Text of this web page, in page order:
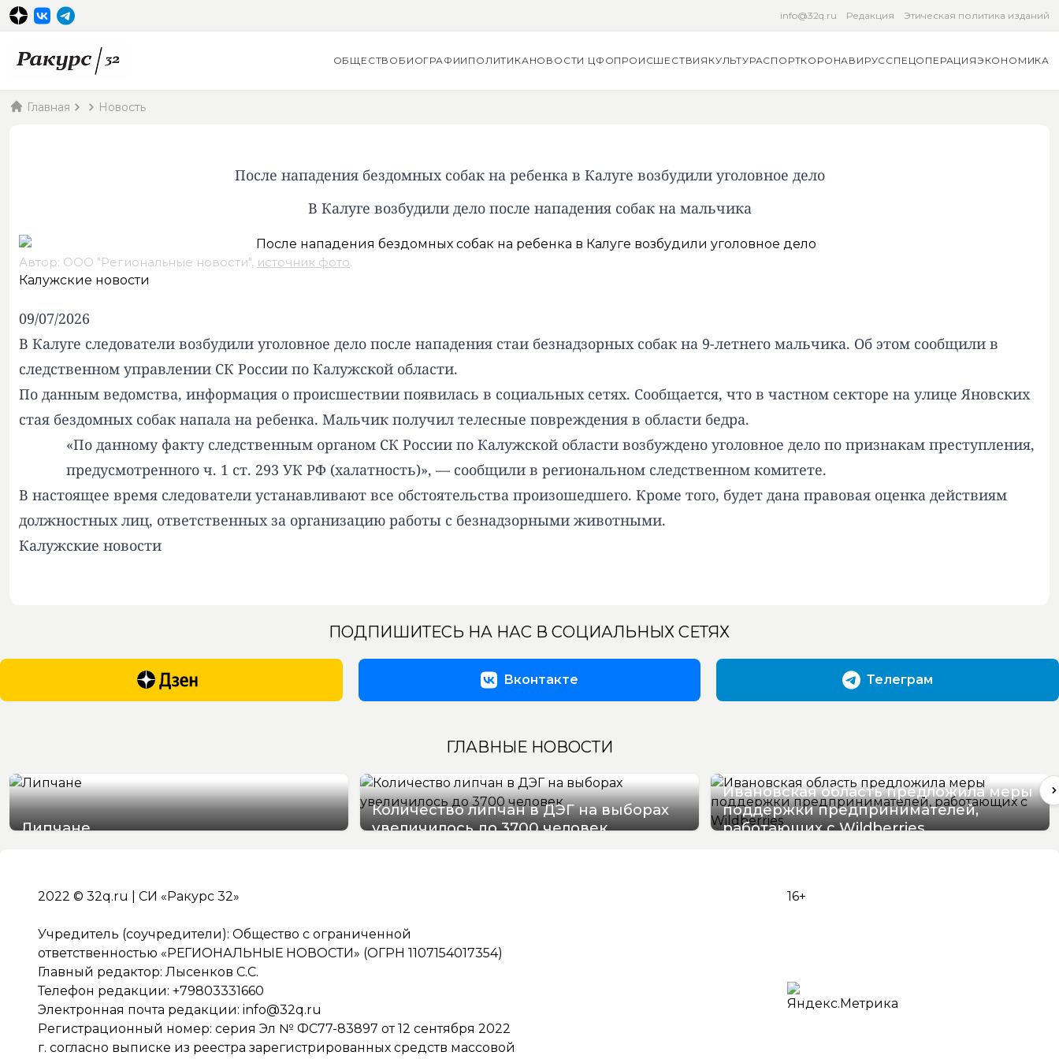
info@32q.ru Редакция Этическая политика изданий
ОБЩЕСТВО БИОГРАФИИ ПОЛИТИКАНОВОСТИ ЦФОПРОИСШЕСТВИЯ КУЛЬТУРАСПОРТКОРОНАВИРУССПЕЦОПЕРАЦИЯЭКОНОМИКА
Главная Новость
После нападения бездомных собак на ребенка в Калуге возбудили уголовное дело
В Калуге возбудили дело после нападения собак на мальчика
Автор: ООО "Региональные новости", источник фото.
Калужские новости
09/07/2026
В Калуге следователи возбудили уголовное дело после нападения стаи безнадзорных собак на 9-летнего мальчика. Об этом сообщили в
следственном управлении СК России по Калужской области.
По данным ведомства, информация о происшествии появилась в социальных сетях. Сообщается, что в частном секторе на улице Яновских
стая бездомных собак напала на ребенка. Мальчик получил телесные повреждения в области бедра.
«По данному факту следственным органом СК России по Калужской области возбуждено уголовное дело по признакам преступления,
предусмотренного ч. 1 ст. 293 УК РФ (халатность)», — сообщили в региональном следственном комитете.
В настоящее время следователи устанавливают все обстоятельства произошедшего. Кроме того, будет дана правовая оценка действиям
должностных лиц, ответственных за организацию работы с безнадзорными животными.
Калужские новости
ПОДПИШИТЕСЬ НА НАС В СОЦИАЛЬНЫХ СЕТЯХ
Вконтакте Телеграм
ГЛАВНЫЕ НОВОСТИ
Липчане
Количество липчан в ДЭГ на выборах
увеличилось до 3700 человек
Ивановская область предложила меры
поддержки предпринимателей,
работающих с Wildberries
2022 © 32q.ru | СИ «Ракурс 32»
Учредитель (соучредители): Общество с ограниченной
ответственностью «РЕГИОНАЛЬНЫЕ НОВОСТИ» (ОГРН 1107154017354)
Главный редактор: Лысенков С.С.
Телефон редакции: +79803331660
Электронная почта редакции: info@32q.ru
Регистрационный номер: серия Эл № ФС77-83897 от 12 сентября 2022
г. согласно выписке из реестра зарегистрированных средств массовой
16+